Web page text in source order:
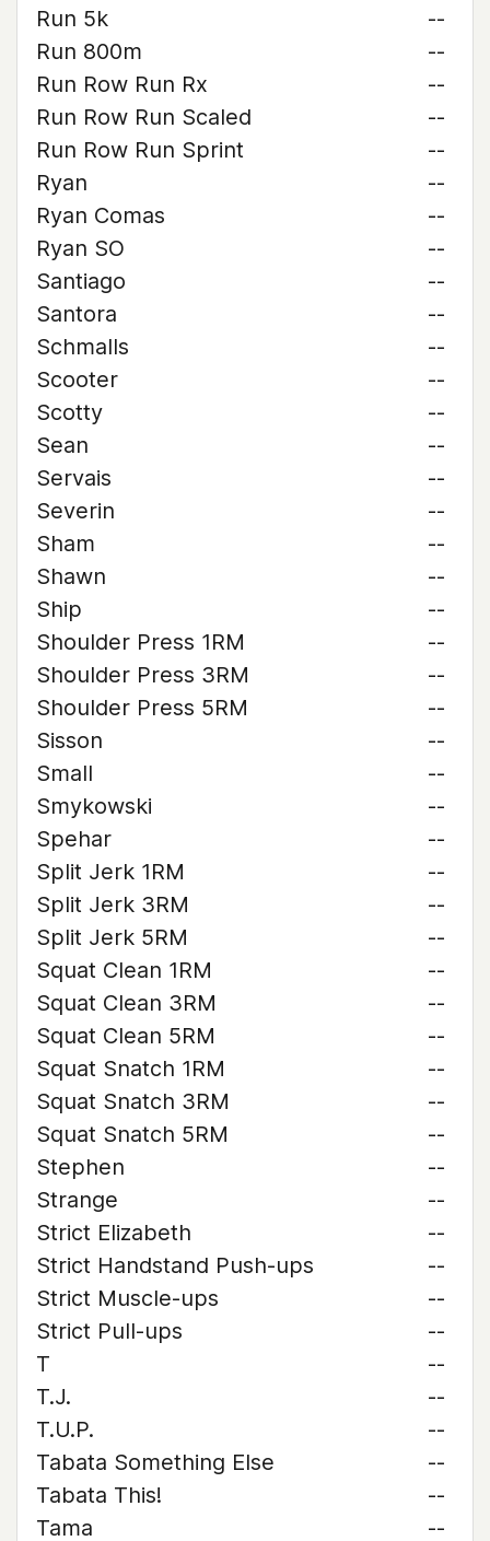
Run 5k
--
Run 800m
--
Run Row Run Rx
--
Run Row Run Scaled
--
Run Row Run Sprint
--
Ryan
--
Ryan Comas
--
Ryan SO
--
Santiago
--
Santora
--
Schmalls
--
Scooter
--
Scotty
--
Sean
--
Servais
--
Severin
--
Sham
--
Shawn
--
Ship
--
Shoulder Press 1RM
--
Shoulder Press 3RM
--
Shoulder Press 5RM
--
Sisson
--
Small
--
Smykowski
--
Spehar
--
Split Jerk 1RM
--
Split Jerk 3RM
--
Split Jerk 5RM
--
Squat Clean 1RM
--
Squat Clean 3RM
--
Squat Clean 5RM
--
Squat Snatch 1RM
--
Squat Snatch 3RM
--
Squat Snatch 5RM
--
Stephen
--
Strange
--
Strict Elizabeth
--
Strict Handstand Push-ups
--
Strict Muscle-ups
--
Strict Pull-ups
--
T
--
T.J.
--
T.U.P.
--
Tabata Something Else
--
Tabata This!
--
Tama
--